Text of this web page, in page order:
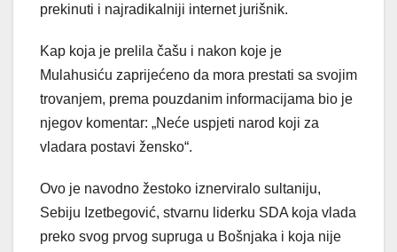
prekinuti i najradikalniji internet jurišnik.
Kap koja je prelila čašu i nakon koje je
Mulahusiću zaprijećeno da mora prestati sa svojim
trovanjem, prema pouzdanim informacijama bio je
njegov komentar: „Neće uspjeti narod koji za
vladara postavi žensko“.
Ovo je navodno žestoko iznerviralo sultaniju,
Sebiju Izetbegović, stvarnu liderku SDA koja vlada
preko svog prvog supruga u Bošnjaka i koja nije